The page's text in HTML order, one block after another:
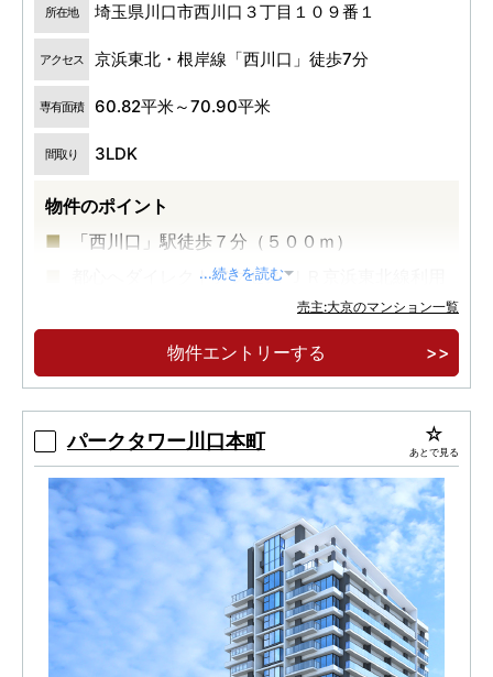
所在地 埼玉県川口市西川口３丁目１０９番１
アクセス 京浜東北・根岸線「西川口」徒歩7分
専有面積 60.82平米～70.90平米
間取り 3LDK
物件のポイント
「西川口」駅徒歩７分（５００ｍ）
都心へダイレクトアクセス ＪＲ京浜東北線利用
アリオ川口（８５０ｍ・徒歩１１分）をはじめ
とする川口エリアも生活圏
...続きを読む
売主:大京のマンション一覧
物件エントリーする
パークタワー川口本町 あとで見る